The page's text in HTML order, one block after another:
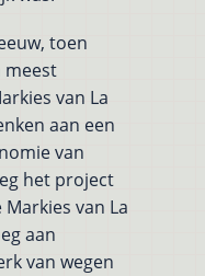
toen
meest
van La
aan een
van
het project
van La
aan
van wegen